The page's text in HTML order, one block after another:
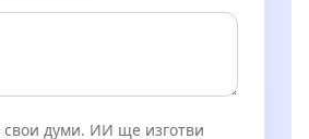
думи. ИИ ще изготви